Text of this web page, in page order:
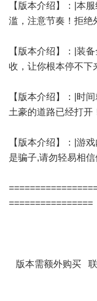
【版本介绍】：|本
滥，注意节奏！拒绝
【版本介绍】：|装
收，让你根本停不下
【版本介绍】：|时
土豪的道路已经打开
【版本介绍】：|游
是骗子,请勿轻易相信
================
版本需额外购买